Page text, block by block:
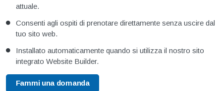
attuale.
Consenti agli ospiti di prenotare direttamente senza uscire dal
tuo sito web.
Installato automaticamente quando si utilizza il nostro sito
integrato Website Builder.
Fammi una domanda